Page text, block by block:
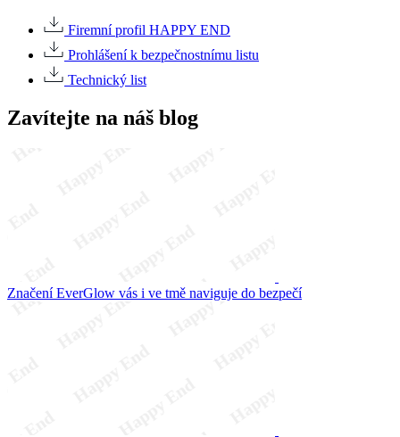
Firemní profil HAPPY END
Prohlášení k bezpečnostnímu listu
Technický list
Zavítejte na náš blog
Značení EverGlow vás i ve tmě naviguje do bezpečí